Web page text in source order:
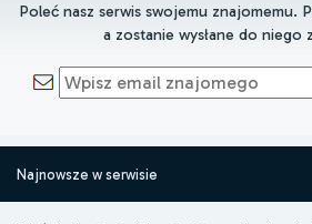
Poleć nasz serwis swojemu znajomemu.
a zostanie wysłane do niego
Najnowsze w serwisie